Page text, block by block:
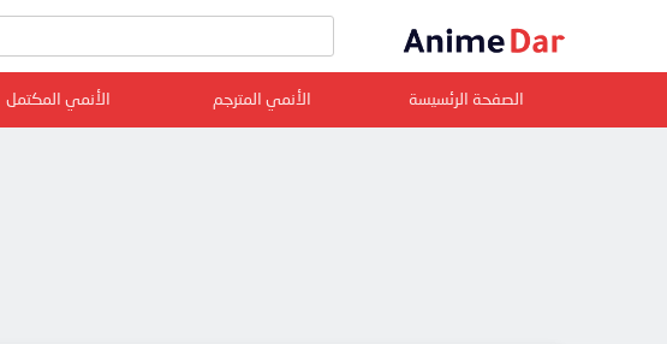
الصفحة الرئسيسة الأنمي المترجم الأنمي المكتمل